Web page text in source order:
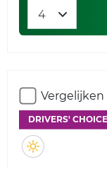
Vergelijken
DRIVERS'